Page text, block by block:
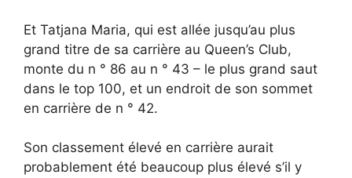
Et Tatjana Maria, qui est allée jusqu’au plus
grand titre de sa carrière au Queen’s Club,
monte du n ° 86 au n ° 43 – le plus grand saut
dans le top 100, et un endroit de son sommet
en carrière de n ° 42.
Son classement élevé en carrière aurait
probablement été beaucoup plus élevé s’il y